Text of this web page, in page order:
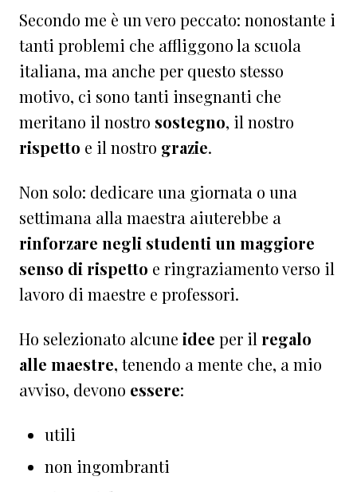
Secondo me è un vero peccato: nonostante i
tanti problemi che affliggono la scuola
italiana, ma anche per questo stesso
motivo, ci sono tanti insegnanti che
meritano il nostro sostegno, il nostro
rispetto e il nostro grazie.
Non solo: dedicare una giornata o una
settimana alla maestra aiuterebbe a
rinforzare negli studenti un maggiore
senso di rispetto e ringraziamento verso il
lavoro di maestre e professori.
Ho selezionato alcune idee per il regalo
alle maestre, tenendo a mente che, a mio
avviso, devono essere:
utili
non ingombranti